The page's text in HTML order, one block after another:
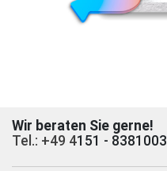
Wir beraten Sie gerne!
Tel.: +49 4151 - 8381003